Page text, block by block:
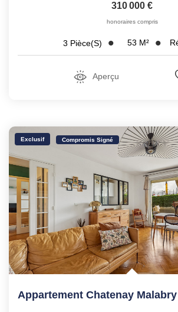
310 000 €
honoraires compris
3 Pièce(s) 53 M²
Aperçu
Exclusif Compromis Signé